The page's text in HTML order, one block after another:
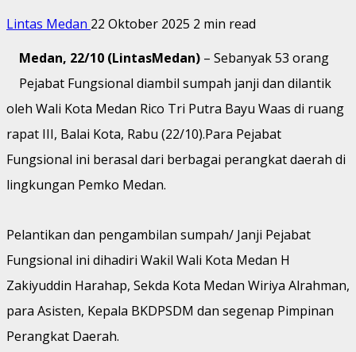
Lintas Medan 22 Oktober 2025 2 min read
Medan, 22/10 (LintasMedan) – Sebanyak 53 orang
Pejabat Fungsional diambil sumpah janji dan dilantik
oleh Wali Kota Medan Rico Tri Putra Bayu Waas di ruang
rapat III, Balai Kota, Rabu (22/10).Para Pejabat
Fungsional ini berasal dari berbagai perangkat daerah di
lingkungan Pemko Medan.
Pelantikan dan pengambilan sumpah/ Janji Pejabat
Fungsional ini dihadiri Wakil Wali Kota Medan H
Zakiyuddin Harahap, Sekda Kota Medan Wiriya Alrahman,
para Asisten, Kepala BKDPSDM dan segenap Pimpinan
Perangkat Daerah.